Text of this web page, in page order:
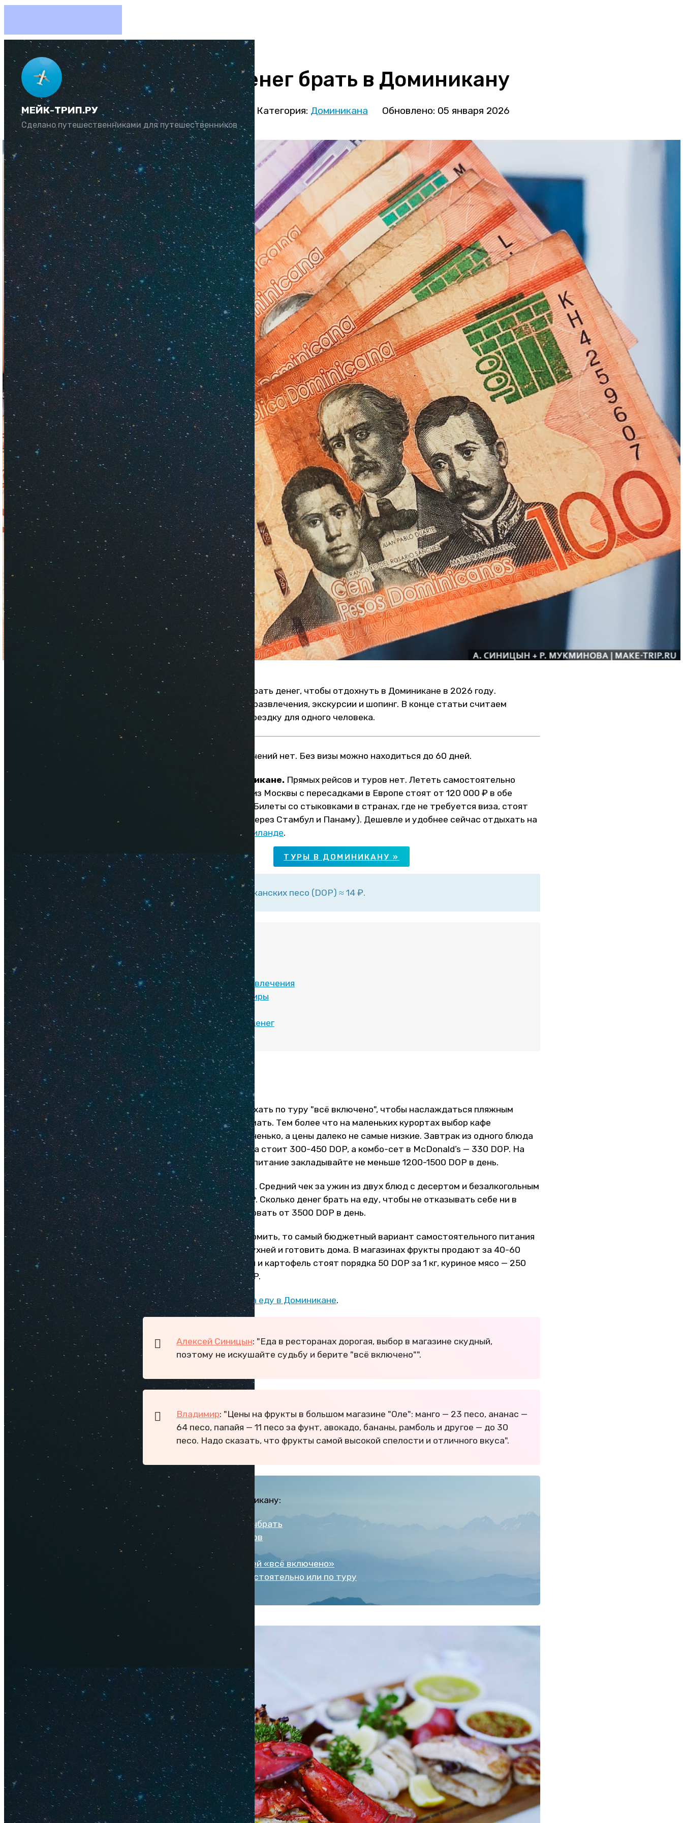
МЕЙК-ТРИП.РУ
Сделано путешественниками для путешественников
Сколько денег брать в Доминикану
Автор: Юлия Козлова Категория: Доминикана Обновлено: 05 января 2026
Узнайте, сколько нужно брать денег, чтобы отдохнуть в Доминикане в 2026 году.
Актуальные цены на еду, развлечения, экскурсии и шопинг. В конце статьи считаем
расходы на 10-дневную поездку для одного человека.
Условия въезда. Ограничений нет. Без визы можно находиться до 60 дней.
Цены на отдых в Доминикане. Прямых рейсов и туров нет. Лететь самостоятельно
дорого и сложно: билеты из Москвы с пересадками в Европе стоят от 120 000 ₽ в обе
стороны (нужен шенген). Билеты со стыковками в странах, где не требуется виза, стоят
от 250 000 ₽ (например, через Стамбул и Панаму). Дешевле и удобнее сейчас отдыхать на
или в Таиланде.
ТУРЫ В ДОМИНИКАНУ »
Курс валют: 10 доминиканских песо (DOP) ≈ 14 ₽.
Содержание:
Питание
Экскурсии и развлечения
Шопинг и сувениры
Транспорт
Сколько брать денег
Питание
В Доминикану выгоднее ехать по туру "всё включено", чтобы наслаждаться пляжным
отдыхом и ни о чем не думать. Тем более что на маленьких курортах выбор кафе
небольшой, готовят средненько, а цены далеко не самые низкие. Завтрак из одного блюда
и безалкогольного напитка стоит 300-450 DOP, а комбо-сет в McDonald’s — 330 DOP. На
бюджетное трехразовое питание закладывайте не меньше 1200-1500 DOP в день.
Еда в ресторанах дорогая. Средний чек за ужин из двух блюд с десертом и безалкогольным
напитком — 700-1200 DOP. Сколько денег брать на еду, чтобы не отказывать себе ни в
чем? Советуем запланировать от 3500 DOP в день.
Если все же решили экономить, то самый бюджетный вариант самостоятельного питания
— снять апартаменты с кухней и готовить дома. В магазинах фрукты продают за 40-60
DOP за 1 кг. Рис, макароны и картофель стоят порядка 50 DOP за 1 кг, куриное мясо — 250
DOP, а говядина — 350 DOP.
Подробнее здесь:Цены на еду в Доминикане.
Алексей Синицын: "Еда в ресторанах дорогая, выбор в магазине скудный,
поэтому не искушайте судьбу и берите "всё включено"".
Владимир: "Цены на фрукты в большом магазине "Оле": манго — 23 песо, ананас —
64 песо, папайя — 11 песо за фунт, авокадо, бананы, рамболь и другое — до 30
песо. Надо сказать, что фрукты самой высокой спелости и отличного вкуса".
Полезное про Доминикану:
Какой курорт выбрать
Отзывы туристов
Отдых с детьми
10 лучших отелей «всё включено»
Как ехать: самостоятельно или по туру